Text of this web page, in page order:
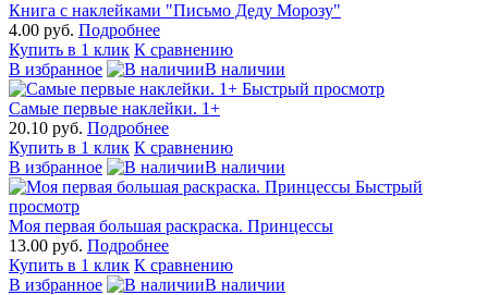
Книга с наклейками "Письмо Деду Морозу"
4.00 руб. Подробнее
Купить в 1 клик К сравнению
В избранное
В наличии
Быстрый просмотр
Самые первые наклейки. 1+
20.10 руб. Подробнее
Купить в 1 клик К сравнению
В избранное
В наличии
Быстрый
просмотр
Моя первая большая раскраска. Принцессы
13.00 руб. Подробнее
Купить в 1 клик К сравнению
В избранное
В наличии